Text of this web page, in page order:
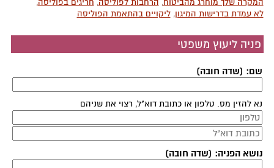
המקרה שלך מוחרג מהביטוח, הרחבות לפוליסה, חריגים בפוליסה,
לא עמדת בדרישות המיגון,ליקויים בהתאמת הפוליסה
פניה ליעוץ משפטי
שם: (שדה חובה)
נא להזין מס. טלפון או כתובת דוא"ל, רצוי את שניהם
נושא הפניה: (שדה חובה)